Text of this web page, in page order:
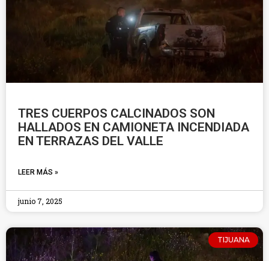
TRES CUERPOS CALCINADOS SON
HALLADOS EN CAMIONETA INCENDIADA
EN TERRAZAS DEL VALLE
LEER MÁS »
junio 7, 2025
TIJUANA